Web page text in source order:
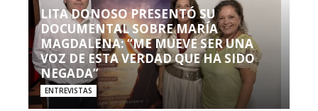
LITA DONOSO PRESENTÓ SU
DOCUMENTAL SOBRE MARÍA
MAGDALENA: “ME MUEVE SER UNA
VOZ DE ESTA VERDAD QUE HA SIDO
NEGADA”
ENTREVISTAS